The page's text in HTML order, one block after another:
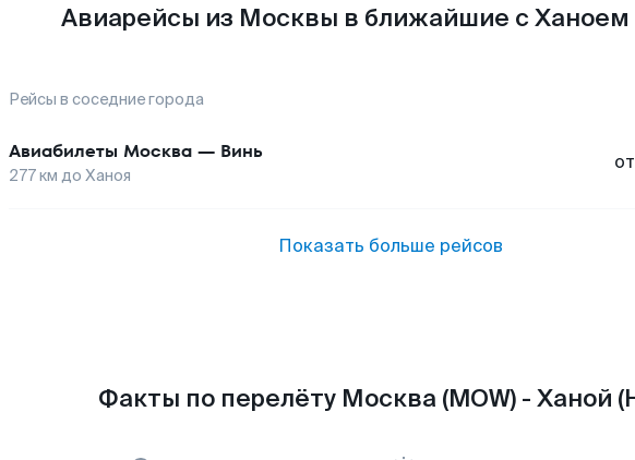
Авиарейсы из Москвы в ближайшие с Ханоем
Рейсы в соседние города
Авиабилеты Москва — Винь
277км до Ханоя
от
Показать больше рейсов
Факты по перелёту Москва (MOW) - Ханой